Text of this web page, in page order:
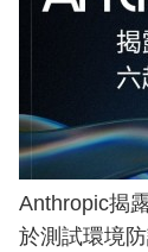
Anthropic揭
於測試環境